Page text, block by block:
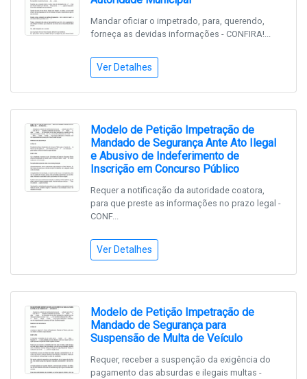
Mandar oficiar o impetrado, para, querendo,
forneça as devidas informações - CONFIRA!...
Ver Detalhes
Modelo de Petição Impetração de
Mandado de Segurança Ante Ato Ilegal
e Abusivo de Indeferimento de
Inscrição em Concurso Público
Requer a notificação da autoridade coatora,
para que preste as informações no prazo legal -
CONF...
Ver Detalhes
Modelo de Petição Impetração de
Mandado de Segurança para
Suspensão de Multa de Veículo
Requer, receber a suspenção da exigência do
pagamento das absurdas e ilegais multas -